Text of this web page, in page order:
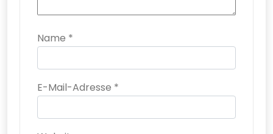
Name *
E-Mail-Adresse *